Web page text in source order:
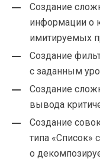
Создание
информации о
имитируемых
Создание
с заданным
Создание
вывода
Создание
типа «Список»
о